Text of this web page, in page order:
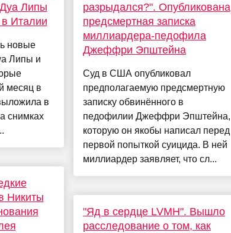
Липы
Италии
новые
Липы и
месяц в
в
снимках
Никиты
разрыдался?". Опубликована
предсмертная записка
миллиардера-педофила
Джеффри Эпштейна
Суд в США опубликовал
предполагаемую предсмертную
записку обвинённого в
педофилии Джеффри Эпштейна,
которую он якобы написал перед
первой попыткой суицида. В ней
миллиардер заявляет, что сл...
"Яд в сердце LVMH". Вышло
расследование о том, как